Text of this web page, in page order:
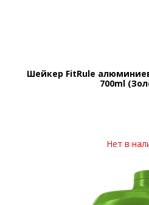
Шейкер FitRule
700ml
Нет в